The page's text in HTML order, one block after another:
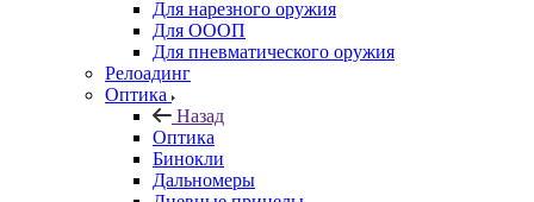
Для нарезного оружия
Для ОООП
Для пневматического оружия
Релоадинг
Оптика
Назад
Оптика
Бинокли
Дальномеры